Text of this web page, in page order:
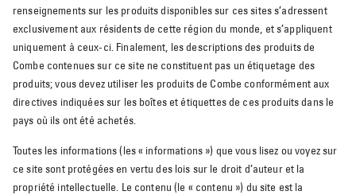
renseignements sur les produits disponibles sur ces sites s’adressent
exclusivement aux résidents de cette région du monde, et s’appliquent
uniquement à ceux-ci. Finalement, les descriptions des produits de
Combe contenues sur ce site ne constituent pas un étiquetage des
produits; vous devez utiliser les produits de Combe conformément aux
directives indiquées sur les boîtes et étiquettes de ces produits dans le
pays où ils ont été achetés.
Toutes les informations (les « informations ») que vous lisez ou voyez sur
ce site sont protégées en vertu des lois sur le droit d’auteur et la
propriété intellectuelle. Le contenu (le « contenu ») du site est la